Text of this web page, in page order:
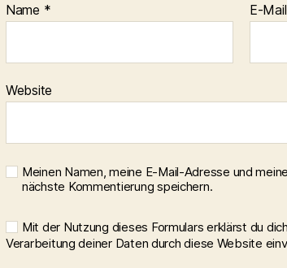
Name * E-
Website
Meinen Namen, meine E-Mail-Adresse und
nächste Kommentierung speichern.
Mit der Nutzung dieses Formulars erklärst du
Verarbeitung deiner Daten durch diese Website